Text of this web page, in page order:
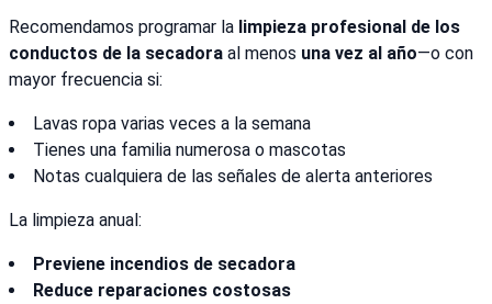
Recomendamos programar la limpieza profesional de los
conductos de la secadora al menos una vez al año—o con
mayor frecuencia si:
Lavas ropa varias veces a la semana
Tienes una familia numerosa o mascotas
Notas cualquiera de las señales de alerta anteriores
La limpieza anual:
Previene incendios de secadora
Reduce reparaciones costosas